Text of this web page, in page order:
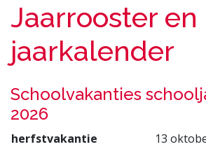
Jaarrooster en
jaarkalender
Schoolvakanties
2026
herfstvakantie
13